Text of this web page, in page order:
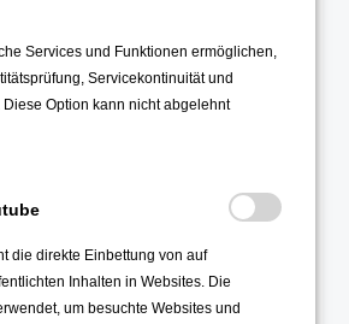
Services und Funktionen ermöglichen,
Servicekontinuität und
Option kann nicht abgelehnt
die direkte Einbettung von auf
Inhalten in Websites. Die
um besuchte Websites und